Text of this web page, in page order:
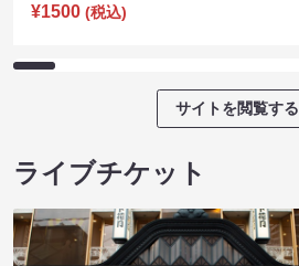
¥1500 (税込)
サイトを閲覧する
ライブチケット